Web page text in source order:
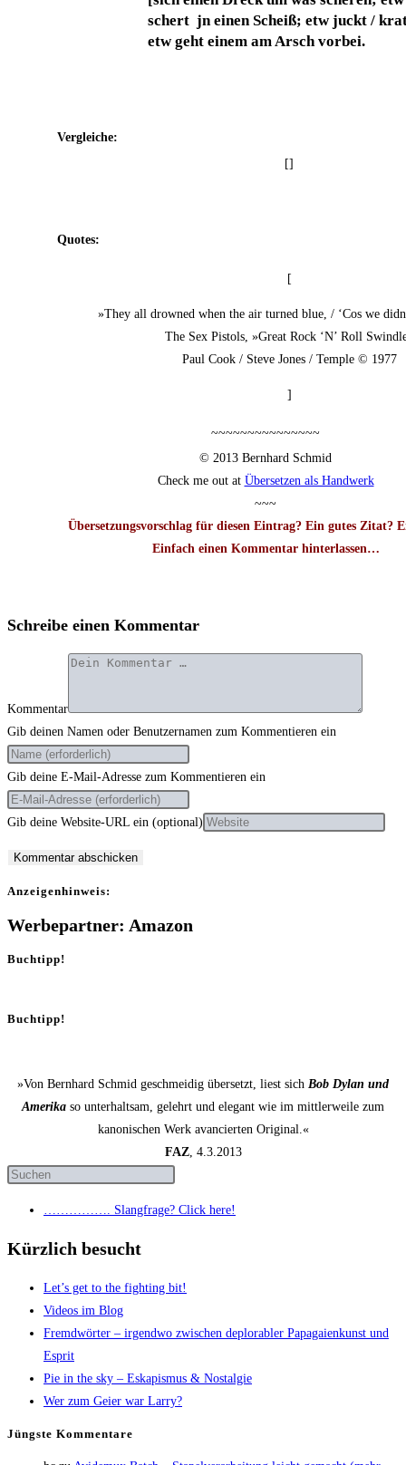
schert jn einen Scheiß; etw juckt /
etw geht einem am Arsch vorbei.
Ver­glei­che:
[]
Quo­tes:
[
»They all drow­ned when the air tur­ned blue, / ‘Cos we
The Sex Pis­tols, »Gre­at Rock ‘N’ Roll
Paul Cook / Ste­ve Jones / Temp­le © 1977
]
~~~~~~~~~~~~~~~
© 2013 Bern­hard Schmid
Check me out at Über­set­zen als Handwerk
~~~
Über­set­zungs­vor­schlag für die­sen Ein­trag? Ein gutes Zitat?
Ein­fach einen Kom­men­tar hin­ter­las­sen…
Schreibe einen Kommentar
Kommentar
Gib deinen Namen oder Benutzernamen zum Kommentieren ein
Gib deine E-Mail-Adresse zum Kommentieren ein
Gib deine Website-URL ein (optional)
Anzei­gen­hin­weis:
Werbepartner: Amazon
Buchtipp!
Buchtipp!
»Von Bernhard Schmid geschmeidig übersetzt, liest sich Bob Dylan und
Amerika so unterhaltsam, gelehrt und elegant wie im mittlerweile zum
kanonischen Werk avancierten Original.«
FAZ, 4.3.2013
……………. Slang­fra­ge? Click here!
Kürzlich besucht
Let’s get to the fight­ing bit!
Vide­os im Blog
Fremd­wör­ter – irgend­wo zwi­schen deplo­rabler Papa­gai­en­kunst und
Esprit
Pie in the sky – Eska­pis­mus & Nostalgie
Wer zum Gei­er war Larry?
Jüngs­te Kommentare